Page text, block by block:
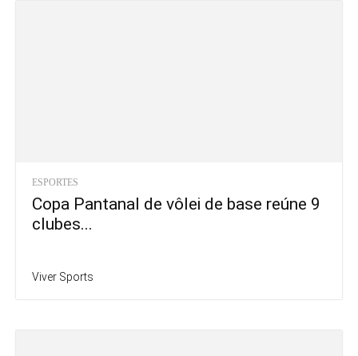
ESPORTES
Copa Pantanal de vôlei de base reúne 9
clubes...
Viver Sports